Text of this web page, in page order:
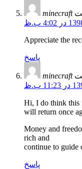
minecraft
Appreciate the
پاسخ
minecraft
Hi, I do think this
will return once
Money and
rich and
continue to guide
پاسخ